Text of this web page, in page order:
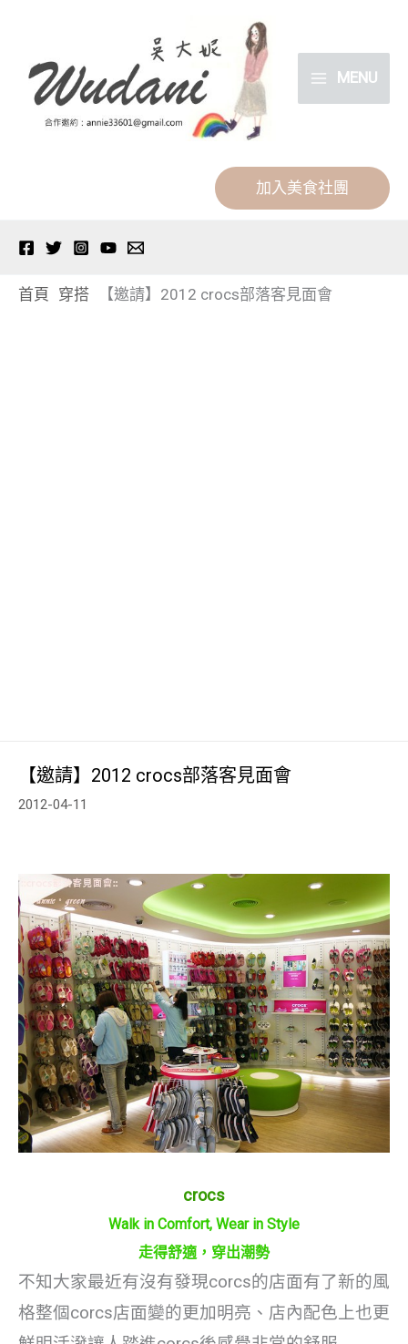
MENU
加入美食社團
首頁 穿搭 【邀請】2012 crocs部落客見面會
【邀請】2012 crocs部落客見面會
2012-04-11
crocs
Walk in Comfort, Wear in Style
走得舒適，穿出潮勢
不知大家最近有沒有發現corcs的店面有了新的風
格整個corcs店面變的更加明亮、店內配色上也更